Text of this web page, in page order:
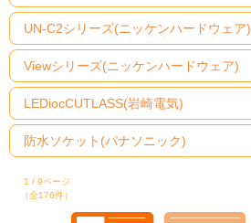
UN-C2シリーズ(ニッケンハードウェア)
Viewシリーズ(ニッケンハードウェア)
LEDiocCUTLASS(岩崎電気)
防水ソケット(パナソニック)
1 / 9ページ
（全176件）